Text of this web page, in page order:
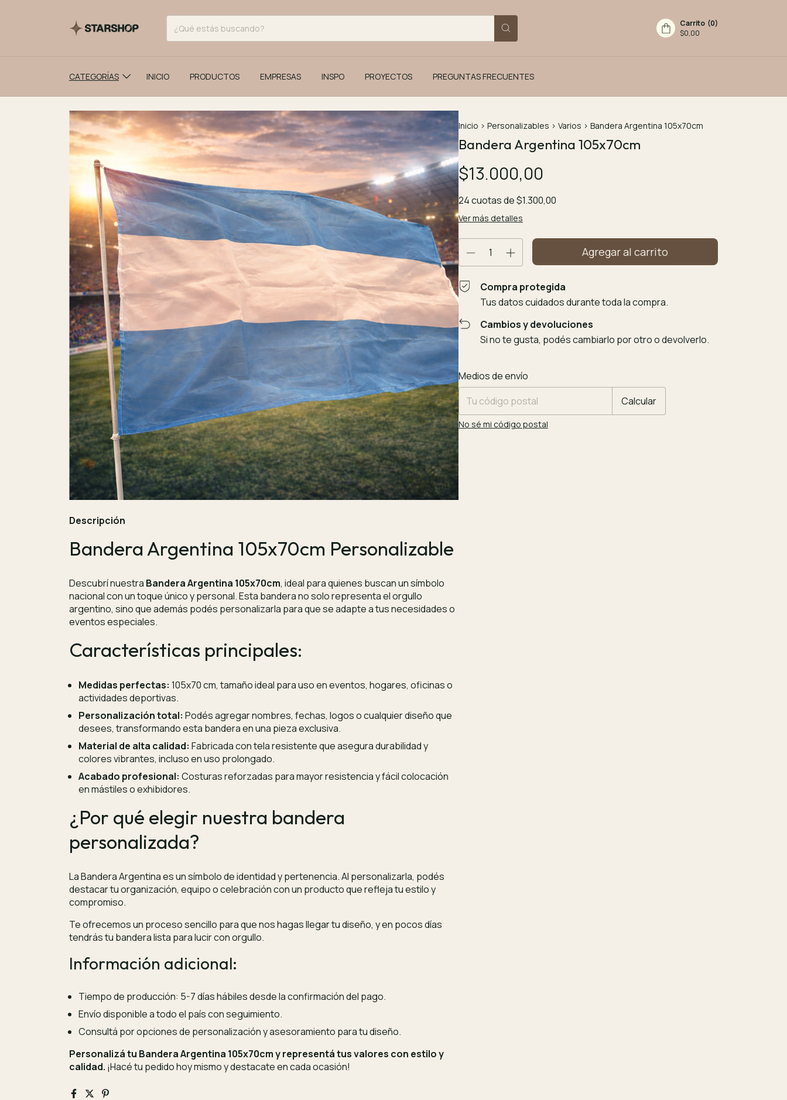
Carrito (0)
$0,00
CATEGORÍAS INICIO PRODUCTOS EMPRESAS INSPO PROYECTOS PREGUNTAS FRECUENTES
Inicio > Personalizables > Varios > Bandera Argentina 105x70cm
Bandera Argentina 105x70cm
$13.000,00
24cuotas de$1.300,00
Ver más detalles
Compra protegida
Tus datos cuidados durante toda la compra.
Cambios y devoluciones
Si no te gusta, podés cambiarlo por otro o devolverlo.
Entregas para el CP:
Medios de envío
Calcular
No sé mi código postal
Descripción
Bandera Argentina 105x70cm Personalizable
Descubrí nuestra Bandera Argentina 105x70cm, ideal para quienes buscan un símbolo
nacional con un toque único y personal. Esta bandera no solo representa el orgullo
argentino, sino que además podés personalizarla para que se adapte a tus necesidades o
eventos especiales.
Características principales:
Medidas perfectas: 105x70 cm, tamaño ideal para uso en eventos, hogares, oficinas o
actividades deportivas.
Personalización total: Podés agregar nombres, fechas, logos o cualquier diseño que
desees, transformando esta bandera en una pieza exclusiva.
Material de alta calidad: Fabricada con tela resistente que asegura durabilidad y
colores vibrantes, incluso en uso prolongado.
Acabado profesional: Costuras reforzadas para mayor resistencia y fácil colocación
en mástiles o exhibidores.
¿Por qué elegir nuestra bandera
personalizada?
La Bandera Argentina es un símbolo de identidad y pertenencia. Al personalizarla, podés
destacar tu organización, equipo o celebración con un producto que refleja tu estilo y
compromiso.
Te ofrecemos un proceso sencillo para que nos hagas llegar tu diseño, y en pocos días
tendrás tu bandera lista para lucir con orgullo.
Información adicional:
Tiempo de producción: 5-7 días hábiles desde la confirmación del pago.
Envío disponible a todo el país con seguimiento.
Consultá por opciones de personalización y asesoramiento para tu diseño.
Personalizá tu Bandera Argentina 105x70cm y representá tus valores con estilo y
calidad. ¡Hacé tu pedido hoy mismo y destacate en cada ocasión!